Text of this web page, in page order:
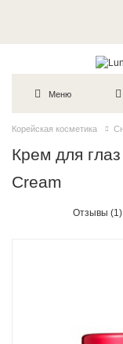
Меню
Корейская косметика
Крем для
Cream
Отзывы (1)